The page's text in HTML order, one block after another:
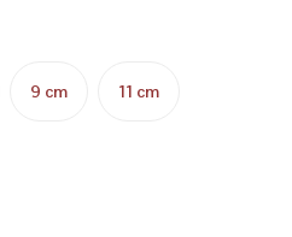
9 cm 11 cm